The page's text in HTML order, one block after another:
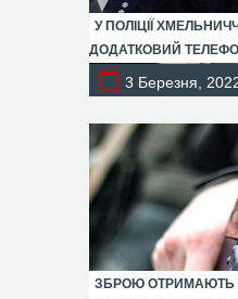
У ПОЛІЦІЇ
ДОДАТКОВИЙ
3 Березня,
ЗБРОЮ ОТРИМАЮТЬ